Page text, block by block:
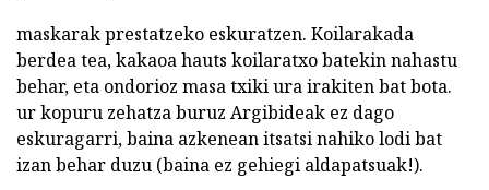
maskarak prestatzeko eskuratzen. Koilarakada
berdea tea, kakaoa hauts koilaratxo batekin nahastu
behar, eta ondorioz masa txiki ura irakiten bat bota.
ur kopuru zehatza buruz Argibideak ez dago
eskuragarri, baina azkenean itsatsi nahiko lodi bat
izan behar duzu (baina ez gehiegi aldapatsuak!).